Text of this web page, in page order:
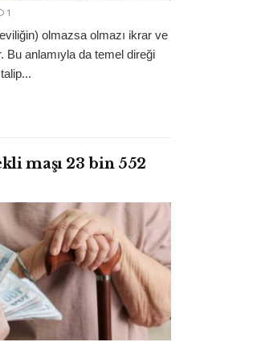
1
olmazsa olmazı ikrar ve
Bu anlamıyla da temel direği
maşı 23 bin 552